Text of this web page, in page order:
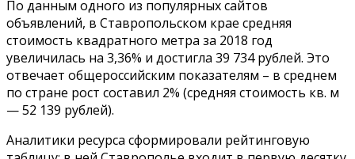
По данным одного из популярных сайтов
объявлений, в Ставропольском крае средняя
стоимость квадратного метра за 2018 год
увеличилась на 3,36% и достигла 39 734 рублей. Это
отвечает общероссийским показателям – в среднем
по стране рост составил 2% (средняя стоимость кв. м
— 52 139 рублей).
Аналитики ресурса сформировали рейтинговую